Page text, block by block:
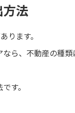
法
ります。
ら、不動産の種類
す。